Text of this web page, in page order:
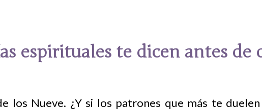
espirituales te dicen antes de
los Nueve. ¿Y si los patrones que más te